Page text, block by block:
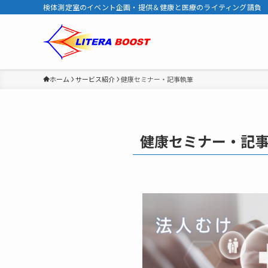
検体測定室のイベント企画・提供＆健康と医療のライティング請負
ホーム サービス紹介 健康セミナー・記事執筆
健康セミナー・記